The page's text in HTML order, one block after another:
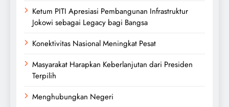
Ketum PITI Apresiasi Pembangunan Infrastruktur
Jokowi sebagai Legacy bagi Bangsa
Konektivitas Nasional Meningkat Pesat
Masyarakat Harapkan Keberlanjutan dari Presiden
Terpilih
Menghubungkan Negeri